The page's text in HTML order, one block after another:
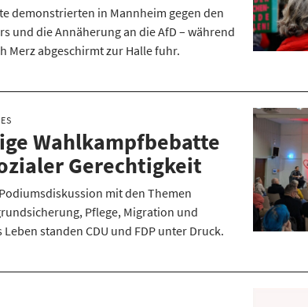
demonstrierten in Mannheim gegen den
und die Annäherung an die AfD – während
Merz abgeschirmt zur Halle fuhr.
Wahlkampfbebatte
Gerechtigkeit
mit den Themen
Pflege, Migration und
Leben standen CDU und FDP unter Druck.